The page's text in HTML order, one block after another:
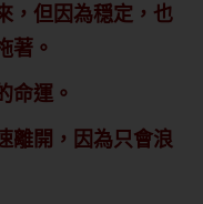
，但因為穏定，也
著。
命運。
離開，因為只會浪